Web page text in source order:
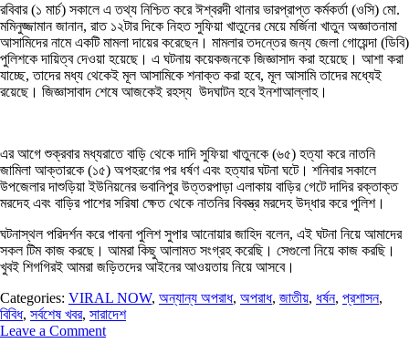
রবিবার (১ মার্চ) সকালে এ তথ্য নিশ্চিত করে ঈশ্বরদী থানার ভারপ্রাপ্ত কর্মকর্তা (ওসি) মো.
মমিনুজ্জামান জানান, রাত ১২টার দিকে নিহত সুফিয়া খাতুনের মেয়ে মর্জিনা খাতুন অজ্ঞাতনামা
আসামিদের নামে একটি মামলা দায়ের করেছেন। মামলার তদন্তের জন্য জেলা গোয়েন্দা (ডিবি)
পুলিশকে দায়িত্ব দেওয়া হয়েছে। এ ঘটনায় কয়েকজনকে জিজ্ঞাসাদ করা হয়েছে। আশা করা
যাচ্ছে, তাদের মধ্য থেকেই মূল আসামিকে শনাক্ত করা হবে, মূল আসামি তাদের মধ্যেই
রয়েছে। জিজ্ঞাসাবাদ শেষে আজকেই রহস্য উদঘাটন হবে ইনশাআল্লাহ।
এর আগে শুক্রবার মধ্যরাতে বাড়ি থেকে দাদি সুফিয়া খাতুনকে (৬৫) হত্যা করে নাতনি
জামিলা আক্তারকে (১৫) অপহরণের পর ধর্ষণ এবং হত্যার ঘটনা ঘটে। শনিবার সকালে
উপজেলার দাশুড়িয়া ইউনিয়নের ভবানিপুর উত্তরপাড়া এলাকায় বাড়ির গেটে দাদির রক্তাক্ত
মরদেহ এবং বাড়ির পাশের সরিষা ক্ষেত থেকে নাতনির বিবস্ত্র মরদেহ উদ্ধার করে পুলিশ।
ঘটনাস্থল পরিদর্শন করে পাবনা পুলিশ সুপার আনোয়ার জাহিদ বলেন, এই ঘটনা নিয়ে আমাদের
সকল টিম কাজ করছে। আমরা কিছু আলামত সংগ্রহ করেছি। সেগুলো নিয়ে কাজ করছি।
খুবই শিগগিরই আমরা জড়িতদের আইনের আওয়তায় নিয়ে আসবে।
Categories: VIRAL NOW, অন্যান্য অপরাধ, অপরাধ, জাতীয়, ধর্ষন, প্রশাসন,
বিবিধ, সর্বশেষ খবর, সারাদেশ
Leave a Comment